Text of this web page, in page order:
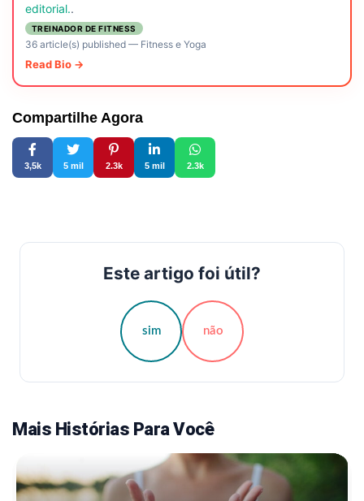
editorial..
TREINADOR DE FITNESS
36 article(s) published— Fitness e Yoga
Read Bio →
Compartilhe Agora
3,5k 5 mil 2.3k 5 mil 2.3k
Este artigo foi útil?
sim não
Mais Histórias Para Você